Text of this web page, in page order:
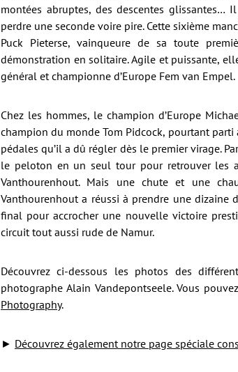
montées abruptes, des descentes
perdre une seconde voire pire. Cette sixième
Puck Pieterse, vainqueure de sa toute
démonstration en solitaire. Agile et puissante,
général et championne d’Europe Fem van Empel.
Chez les hommes, le champion d’Europe
champion du monde Tom Pidcock, pourtant parti
pédales qu’il a dû régler dès le premier virage.
le peloton en un seul tour pour retrouver les
Vanthourenhout. Mais une chute et une
Vanthourenhout a réussi à prendre une dizaine
final pour accrocher une nouvelle victoire
circuit tout aussi rude de Namur.
Découvrez ci-dessous les photos des
photographe Alain Vandepontseele. Vous
Photography.
► Découvrez également notre page spéciale